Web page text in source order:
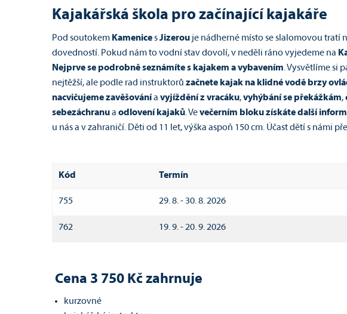
Kajakářská škola pro začínající kajakáře
Pod soutokem KamenicesJizerou je nádherné místo se slalomovou tratí
dovedností. Pokud nám to vodní stav dovolí, v neděli ráno vyjedeme na
Nejprve se podrobně seznámíte s kajakem a vybavením. Vysvětlíme si
nejtěžší, ale podle rad instruktorů začnete kajak na klidné vodě brzy
nacvičujeme zavěšovánía vyjíždění zvracáku,vyhýbání se překážkám,
sebezáchranua odlovení kajaků. Vevečerním bloku získáte další
u nás a v zahraničí. Děti od 11 let, výška aspoň 150 cm. Účast dětí s námi
Kód Termín
755 29. 8. - 30. 8. 2026
762 19. 9. - 20. 9. 2026
Cena 3 750 Kč zahrnuje
kurzovné